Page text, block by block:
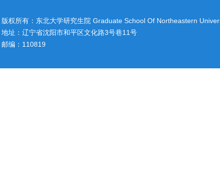
版权所有：东北大学研究生院 Graduate School Of Northeastern
地址：辽宁省沈阳市和平区文化路3号巷11号
邮编：110819